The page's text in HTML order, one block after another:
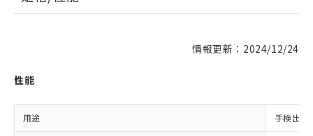
情報更新：2024/12/24
性能
用途 手検出用